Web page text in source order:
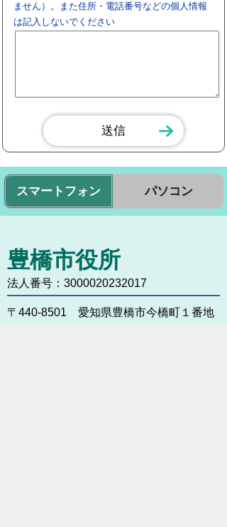
ません）。また住所・電話番号などの個人情報
は記入しないでください
スマートフォン パソコン
豊橋市役所
法人番号：3000020232017
〒440-8501 愛知県豊橋市今橋町１番地